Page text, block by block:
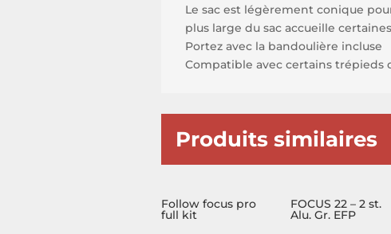
Le sac est légèrement conique
plus large du sac accueille
Portez avec la bandoulière incluse
Compatible avec certains trépieds
Produits similaires
Follow focus pro
full kit
FOCUS 22 – 2 st.
Alu. Gr. EFP